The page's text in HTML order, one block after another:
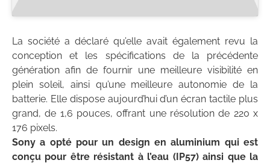
La société a déclaré qu’elle avait également revu la
conception et les spécifications de la précédente
génération afin de fournir une meilleure visibilité en
plein soleil, ainsi qu’une meilleure autonomie de la
batterie. Elle dispose aujourd’hui d’un écran tactile plus
grand, de 1,6 pouces, offrant une résolution de 220 x
176 pixels.
Sony a opté pour un design en aluminium qui est
conçu pour être résistant à l’eau (IP57) ainsi que la